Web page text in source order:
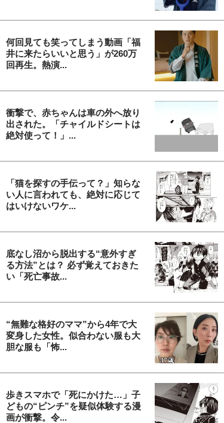
何回見ても笑ってしまう動画「福
井に来たらいいと思う」が260万
回再生。熱演...
衝撃で、赤ちゃんは車の外へ放り
出された。「チャイルドシートは
絶対使って！」...
「猫を探すの手伝って？」知らな
い人に言われても、絶対に応じて
はいけないワケ...
底なし沼から脱出する“意外すぎ
る方法”とは？ 必ず覚えておきた
い「死亡事故...
“無難な格好のママ”から4年で大
変身した女性。似合わない服も大
胆な服も「怖...
歩きスマホで「死にかけた…」子
どもの“ピンチ”を疑似体験する漫
画が衝撃。令...